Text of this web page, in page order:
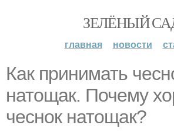
ЗЕЛЁНЫЙ
главная новости
Как принимать
натощак. Почему
чеснок натощак?